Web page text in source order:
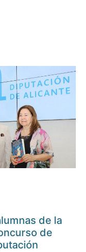
de la
de